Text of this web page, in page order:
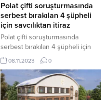
Polat çifti soruşturmasında
serbest bırakılan 4 şüpheli
için savcılıktan itiraz
Polat çifti soruşturmasında
serbest bırakılan 4 şüpheli için
savcılıktan itiraz Anadolu
Cumhuriyet Başsavcılığı, kara
para aklama ve vergi kaçırma
suçlamalarıyla Engin Polat ve
Dilan Polat’ın da aralarında
08.11.2023 0